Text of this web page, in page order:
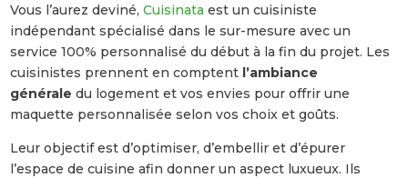
Vous l’aurez deviné,Cuisinataest un cuisiniste
indépendant spécialisé dans le sur-mesure avec un
service 100% personnalisé du début à la fin du projet. Les
cuisinistes prennent en comptent l’ambiance
générale du logement et vos envies pour offrir une
maquette personnalisée selon vos choix et goûts.
Leur objectif est d’optimiser, d’embellir et d’épurer
l’espace de cuisine afin donner un aspect luxueux. Ils